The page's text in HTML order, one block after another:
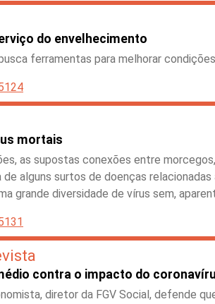
do envelhecimento
ferramentas para melhorar
mortais
as supostas conexões entre
alguns surtos de doenças
grande diversidade de vírus sem,
contra o impacto do
diretor da FGV Social, defende